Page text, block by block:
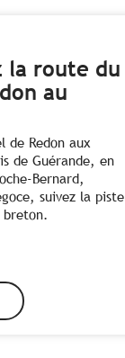
la route du
au
de Redon aux
de Guérande, en
Bernard,
suivez la piste
breton.